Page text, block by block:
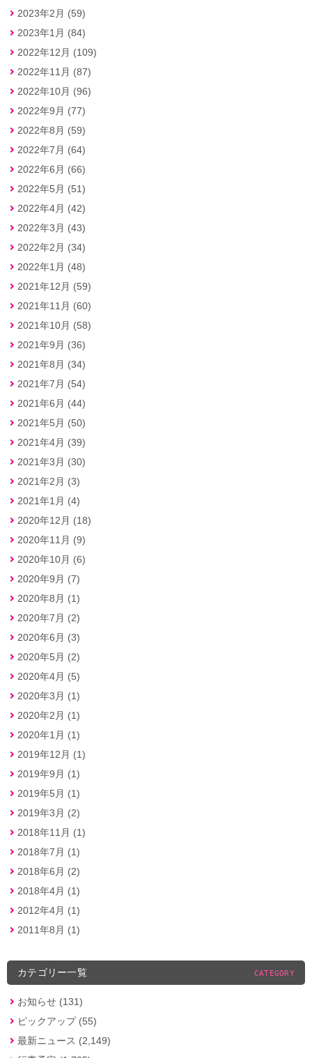
2023年2月 (59)
2023年1月 (84)
2022年12月 (109)
2022年11月 (87)
2022年10月 (96)
2022年9月 (77)
2022年8月 (59)
2022年7月 (64)
2022年6月 (66)
2022年5月 (51)
2022年4月 (42)
2022年3月 (43)
2022年2月 (34)
2022年1月 (48)
2021年12月 (59)
2021年11月 (60)
2021年10月 (58)
2021年9月 (36)
2021年8月 (34)
2021年7月 (54)
2021年6月 (44)
2021年5月 (50)
2021年4月 (39)
2021年3月 (30)
2021年2月 (3)
2021年1月 (4)
2020年12月 (18)
2020年11月 (9)
2020年10月 (6)
2020年9月 (7)
2020年8月 (1)
2020年7月 (2)
2020年6月 (3)
2020年5月 (2)
2020年4月 (5)
2020年3月 (1)
2020年2月 (1)
2020年1月 (1)
2019年12月 (1)
2019年9月 (1)
2019年5月 (1)
2019年3月 (2)
2018年11月 (1)
2018年7月 (1)
2018年6月 (2)
2018年4月 (1)
2012年4月 (1)
2011年8月 (1)
カテゴリー一覧 CATEGORY
お知らせ (131)
ピックアップ (55)
最新ニュース (2,149)